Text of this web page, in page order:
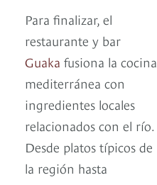
Para finalizar, el
restaurante y bar
Guaka fusiona la cocina
mediterránea con
ingredientes locales
relacionados con el río.
Desde platos típicos de
la región hasta